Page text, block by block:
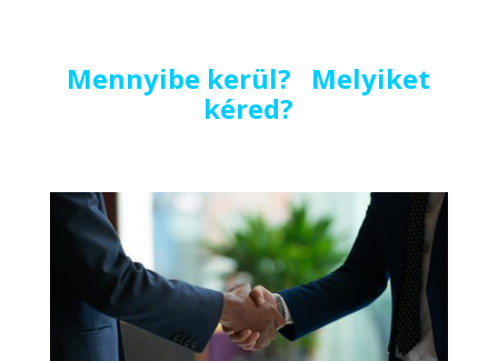
Mennyibe kerül? Melyiket
kéred?